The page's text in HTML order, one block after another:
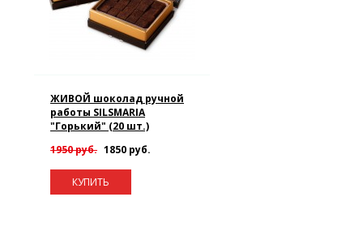
ЖИВОЙ шоколад ручной
работы SILSMARIA
"Горький" (20 шт.)
1950 руб. 1850 руб.
КУПИТЬ